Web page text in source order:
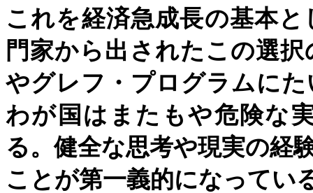
これを経済急成長の基本
門家から出されたこの選
やグレフ・プログラムに
わが国はまたもや危険な
る。健全な思考や現実の経
ことが第一義的になってい